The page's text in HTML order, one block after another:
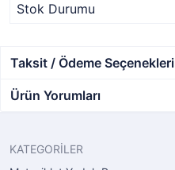
Stok Durumu
Taksit / Ödeme Seçenekleri
Ürün Yorumları
KATEGORİLER